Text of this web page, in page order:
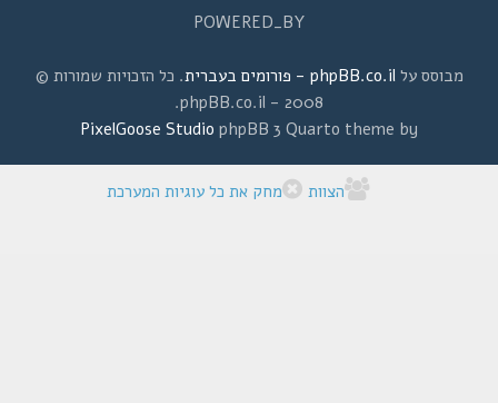
POWERED_BY
מבוסס עלphpBB.co.il - פורומים בעברית
. כל הזכויות שמורות ©
2008 - phpBB.co.il.
phpBB 3 Quarto theme by
PixelGoose Studio
הצוות מחק את כל עוגיות המערכת